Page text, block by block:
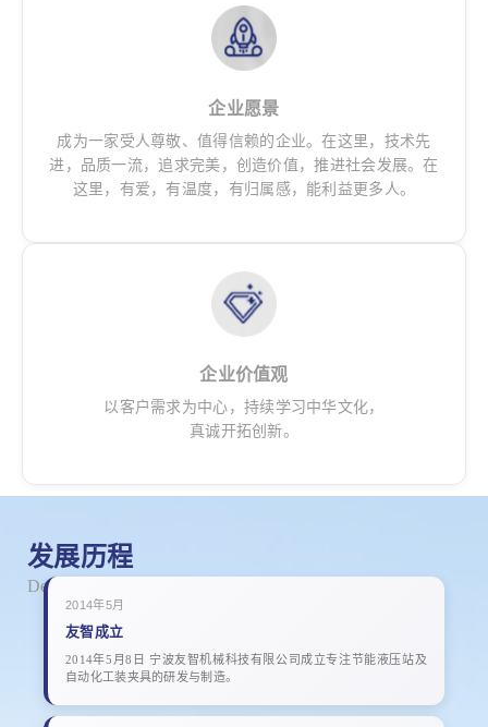
企业愿景
成为一家受人尊敬、值得信赖的企业。在这里，技术先
进，品质一流，追求完美，创造价值，推进社会发展。在
这里，有爱，有温度，有归属感，能利益更多人。
企业价值观
以客户需求为中心，持续学习中华文化，
真诚开拓创新。
发展历程
Development History
2014年5月
友智成立
2014年5月8日 宁波友智机械科技有限公司成立专注节能液压站及
自动化工装夹具的研发与制造。